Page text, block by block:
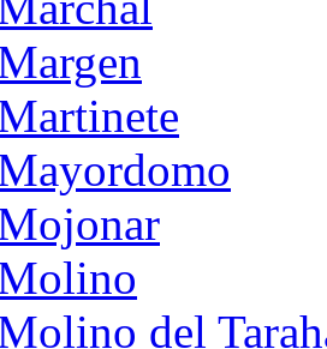
del